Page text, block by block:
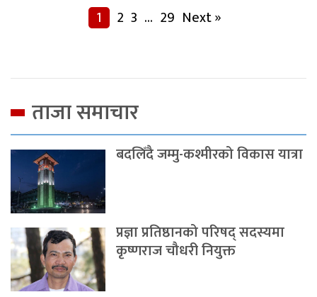
1 2 3 … 29 Next »
ताजा समाचार
बदलिँदै जम्मु-कश्मीरको विकास यात्रा
प्रज्ञा प्रतिष्ठानको परिषद् सदस्यमा
कृष्णराज चौधरी नियुक्त